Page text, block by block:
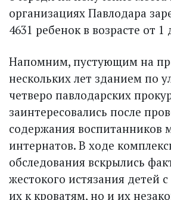
организациях Павлодара
4631 ребенок в возрасте от 1
Напомним, пустующим на
нескольких лет зданием по
четверо павлодарских
заинтересовались после
содержания воспитанников
интернатов. В ходе
обследования вскрылись
жестокого истязания детей
их к кроватям, но и их